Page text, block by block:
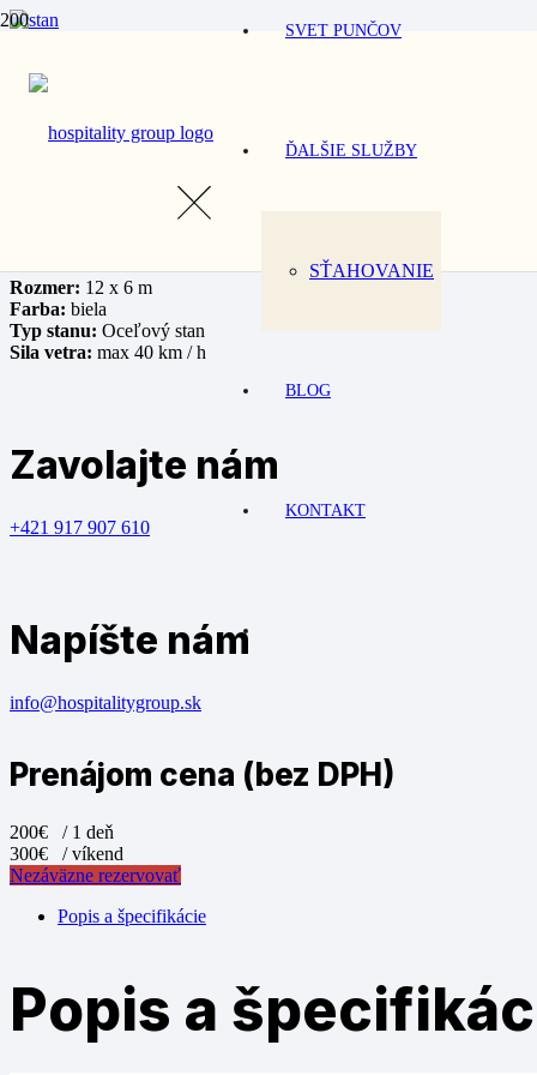
SVET PUNČOV
ĎALŠIE SLUŽBY
SŤAHOVANIE
BLOG
KONTAKT
Stany a príslušenstvo/ Párty stan 12 x 6m
Párty stan
Rozmer: 12 x 6 m
Farba: biela
Typ stanu: Oceľový stan
Sila vetra: max 40 km / h
Zavolajte nám
+421 917 907 610
Napíšte nám
info@hospitalitygroup.sk
Prenájom cena (bez DPH)
200€ / 1 deň
300€ / víkend
Nezáväzne rezervovať
Popis a špecifikácie
Popis a